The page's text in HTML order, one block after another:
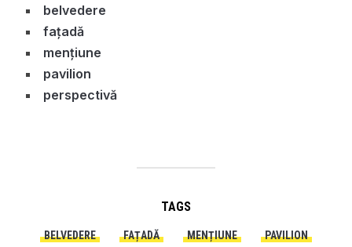
belvedere
fațadă
mențiune
pavilion
perspectivă
TAGS
BELVEDERE FAȚADĂ MENȚIUNE
PAVILION